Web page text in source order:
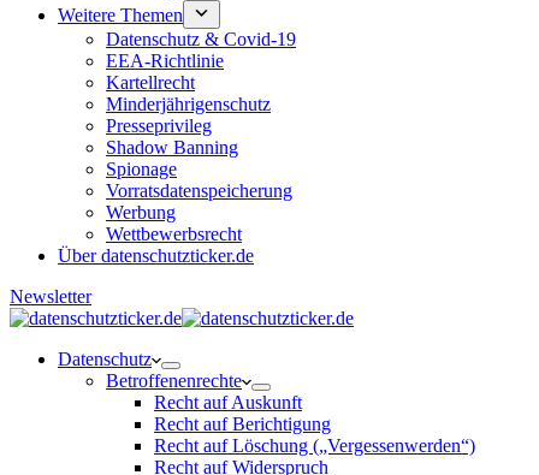
Weitere Themen
Datenschutz & Covid-19
EEA-Richtlinie
Kartellrecht
Minderjährigenschutz
Presseprivileg
Shadow Banning
Spionage
Vorratsdatenspeicherung
Werbung
Wettbewerbsrecht
Über datenschutzticker.de
Newsletter
Datenschutz
Betroffenenrechte
Recht auf Auskunft
Recht auf Berichtigung
Recht auf Löschung („Vergessenwerden“)
Recht auf Widerspruch